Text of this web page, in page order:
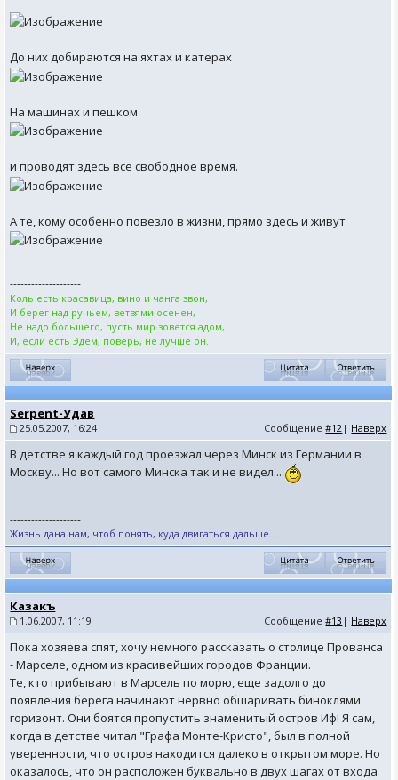
До них добираются на яхтах и катерах
На машинах и пешком
и проводят здесь все свободное время.
А те, кому особенно повезло в жизни, прямо здесь и живут
--------------------
Коль есть красавица, вино и чанга звон,
И берег над ручьем, ветвями осенен,
Не надо большего, пусть мир зовется адом,
И, если есть Эдем, поверь, не лучше он.
Serpent-Удав
25.05.2007, 16:24 Сообщение#12 | Наверх
В детстве я каждый год проезжал через Минск из Германии в
Москву... Но вот самого Минска так и не видел...
--------------------
Жизнь дана нам, чтоб понять, куда двигаться дальше...
Казакъ
1.06.2007, 11:19 Сообщение#13 | Наверх
Пока хозяева спят, хочу немного рассказать о столице Прованса
- Марселе, одном из красивейших городов Франции.
Те, кто прибывают в Марсель по морю, еще задолго до
появления берега начинают нервно обшаривать биноклями
горизонт. Они боятся пропустить знаменитый остров Иф! Я сам,
когда в детстве читал "Графа Монте-Кристо", был в полной
уверенности, что остров находится далеко в открытом море. Но
оказалось, что он расположен буквально в двух шагах от входа